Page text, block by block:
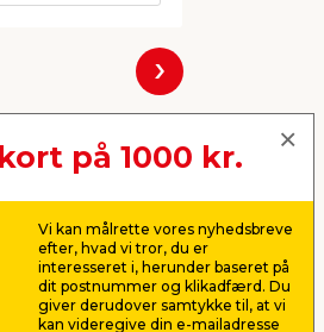
Næste
på 1000 kr.
Vi kan målrette vores nyhedsbreve
efter, hvad vi tror, du er
interesseret i, herunder baseret på
dit postnummer og klikadfærd. Du
giver derudover samtykke til, at vi
kan videregive din e-mailadresse